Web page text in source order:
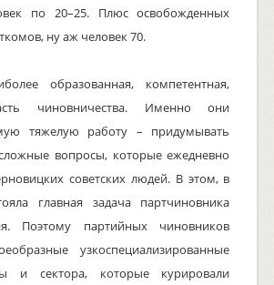
по 20–25. Плюс освобожденных
ну аж человек 70.
образованная, компетентная,
чиновничества. Именно они
тяжелую работу – придумывать
вопросы, которые ежедневно
советских людей. В этом, в
главная задача партчиновника
Поэтому партийных чиновников
узкоспециализированные
и сектора, которые курировали